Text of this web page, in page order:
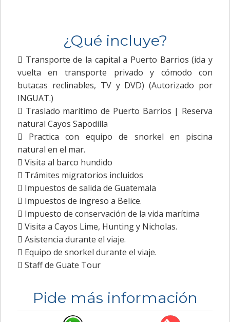
¿Qué incluye?
 Transporte de la capital a Puerto Barrios (ida y
vuelta en transporte privado y cómodo con
butacas reclinables, TV y DVD) (Autorizado por
INGUAT.)
 Traslado marítimo de Puerto Barrios | Reserva
natural Cayos Sapodilla
 Practica con equipo de snorkel en piscina
natural en el mar.
 Visita al barco hundido
 Trámites migratorios incluidos
 Impuestos de salida de Guatemala
 Impuestos de ingreso a Belice.
 Impuesto de conservación de la vida marítima
 Visita a Cayos Lime, Hunting y Nicholas.
 Asistencia durante el viaje.
 Equipo de snorkel durante el viaje.
 Staff de Guate Tour
Pide más información